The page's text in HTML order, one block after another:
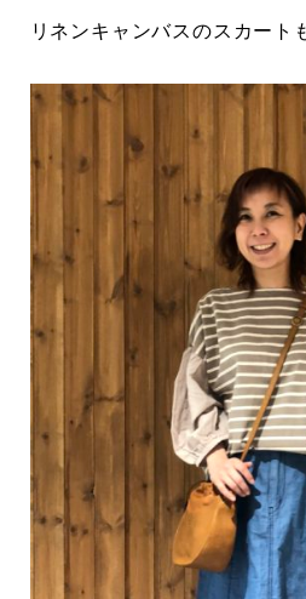
リネンキャンバスのスカート